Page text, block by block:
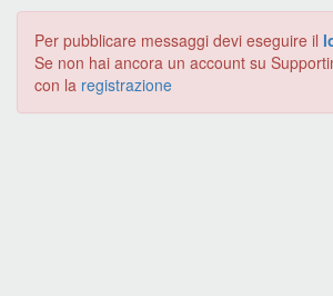
Per pubblicare messaggi devi eseguire il
Se non hai ancora un account su
con la registrazione